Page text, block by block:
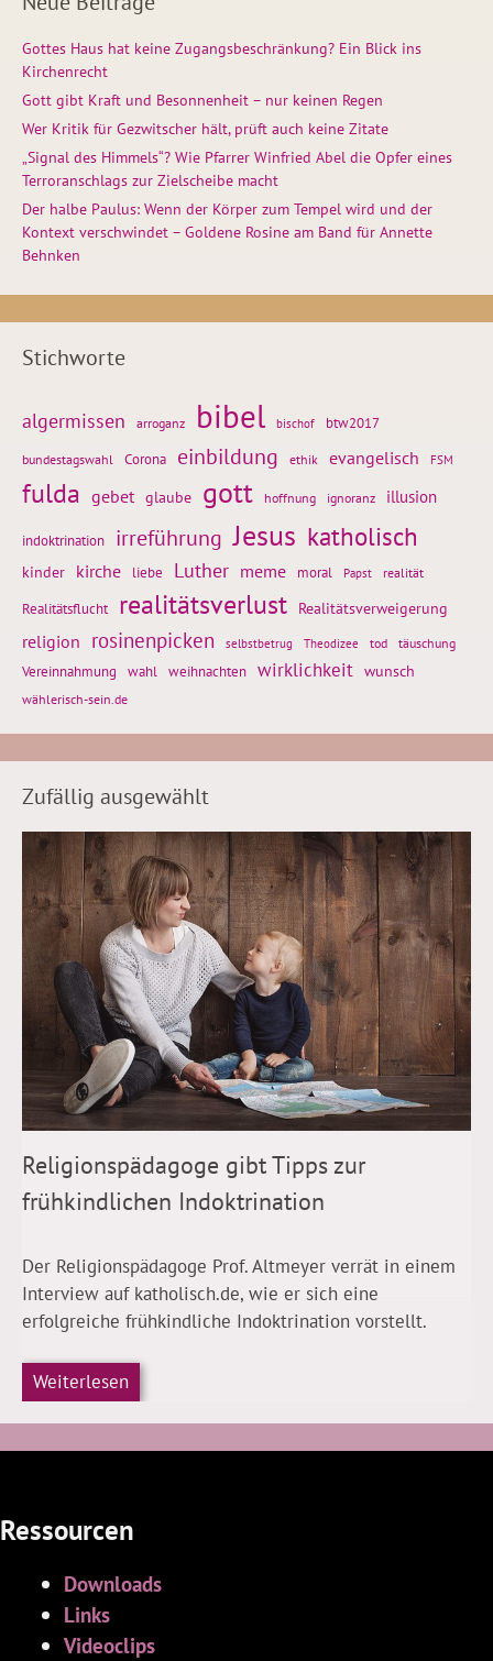
Gottes Haus hat keine Zugangsbeschränkung? Ein Blick ins
Kirchenrecht
Gott gibt Kraft und Besonnenheit – nur keinen Regen
Wer Kritik für Gezwitscher hält, prüft auch keine Zitate
„Signal des Himmels“? Wie Pfarrer Winfried Abel die Opfer eines
Terroranschlags zur Zielscheibe macht
Der halbe Paulus: Wenn der Körper zum Tempel wird und der
Kontext verschwindet – Goldene Rosine am Band für Annette
Behnken
Stichworte
algermissen arroganz bibel bischof btw2017
bundestagswahl Corona einbildung ethik evangelisch FSM
fulda gebet glaube gott hoffnung ignoranz illusion
indoktrination irreführung Jesus katholisch
kinder kirche liebe Luther meme moral Papst realität
Realitätsflucht realitätsverlust Realitätsverweigerung
religion rosinenpicken selbstbetrug Theodizee tod täuschung
Vereinnahmung wahl weihnachten wirklichkeit wunsch
wählerisch-sein.de
Zufällig ausgewählt
Religionspädagoge gibt Tipps zur
frühkindlichen Indoktrination
Der Religionspädagoge Prof. Altmeyer verrät in einem
Interview auf katholisch.de, wie er sich eine
erfolgreiche frühkindliche Indoktrination vorstellt.
Weiterlesen
Ressourcen
Downloads
Links
Videoclips